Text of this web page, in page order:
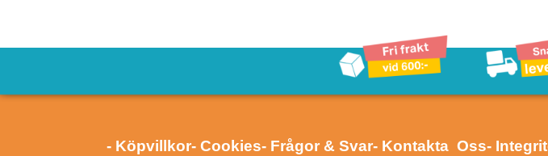
- Köpvillkor- Cookies- Frågor & Svar- Kontakta Oss-